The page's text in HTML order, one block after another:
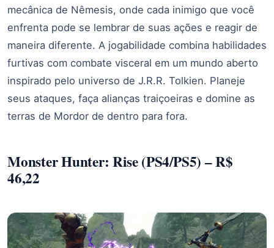
mecânica de Nêmesis, onde cada inimigo que você
enfrenta pode se lembrar de suas ações e reagir de
maneira diferente. A jogabilidade combina habilidades
furtivas com combate visceral em um mundo aberto
inspirado pelo universo de J.R.R. Tolkien. Planeje
seus ataques, faça alianças traiçoeiras e domine as
terras de Mordor de dentro para fora.
Monster Hunter: Rise (PS4/PS5) – R$
46,22